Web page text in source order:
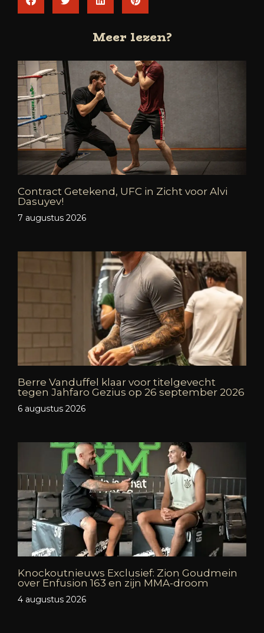
Meer lezen?
Contract Getekend, UFC in Zicht voor Alvi
Dasuyev!
7 augustus 2026
Berre Vanduffel klaar voor titelgevecht
tegen Jahfaro Gezius op 26 september 2026
6 augustus 2026
Knockoutnieuws Exclusief: Zion Goudmein
over Enfusion 163 en zijn MMA-droom
4 augustus 2026